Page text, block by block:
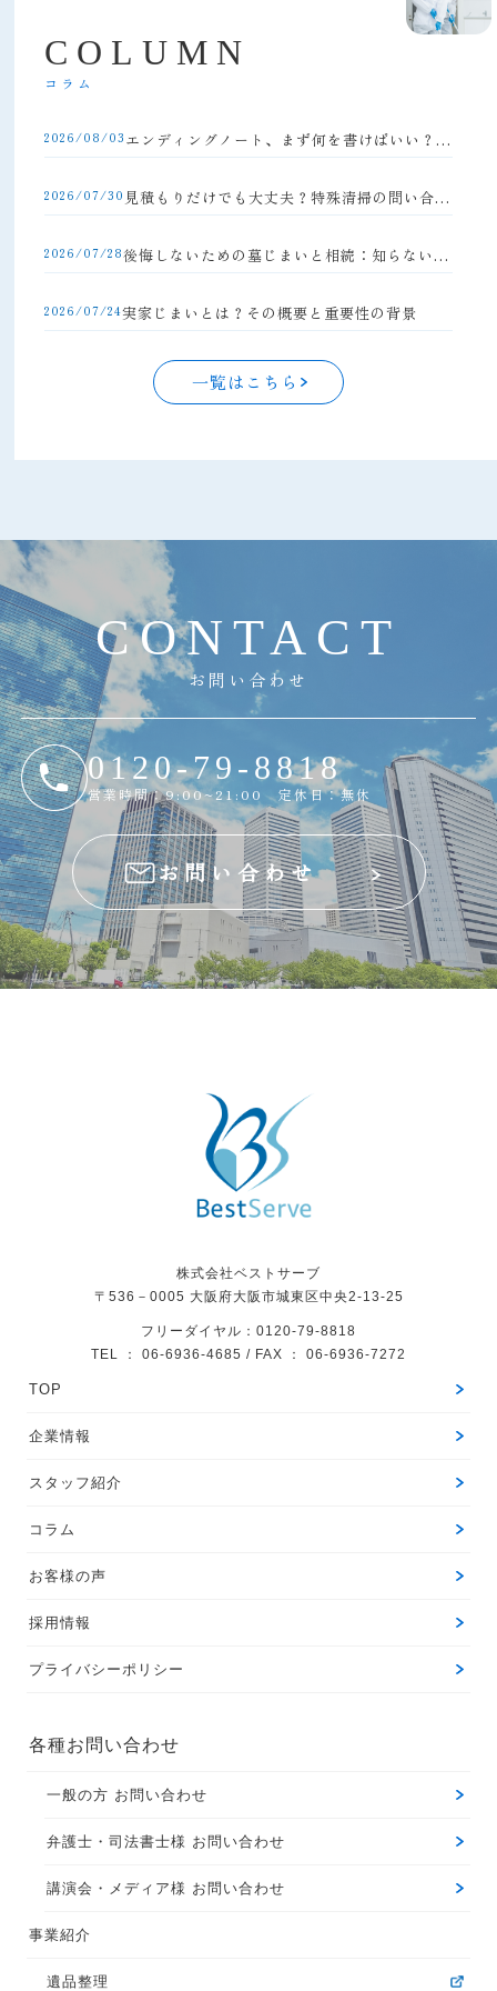
C O L U M N
コラム
2026/08/03 エンディングノート、まず何を書けばいい？初心者向け完全ガイド
2026/07/30 見積もりだけでも大丈夫？特殊清掃の問い合わせの流れと注意点
2026/07/28 後悔しないための墓じまいと相続：知らないと損する手続きの落とし穴
2026/07/24実家じまいとは？その概要と重要性の背景
一覧はこちら
CONTA C T
お問い合わせ
0120-79-8818
営業時間：9:00~21:00 定休日：無休
お問い合わせ
株式会社ベストサーブ
〒536－0005 大阪府大阪市城東区中央2-13-25
フリーダイヤル：0120-79-8818
TEL ： 06-6936-4685 / FAX ： 06-6936-7272
TOP
企業情報
スタッフ紹介
コラム
お客様の声
採用情報
プライバシーポリシー
各種お問い合わせ
一般の方 お問い合わせ
弁護士・司法書士様 お問い合わせ
講演会・メディア様 お問い合わせ
事業紹介
遺品整理